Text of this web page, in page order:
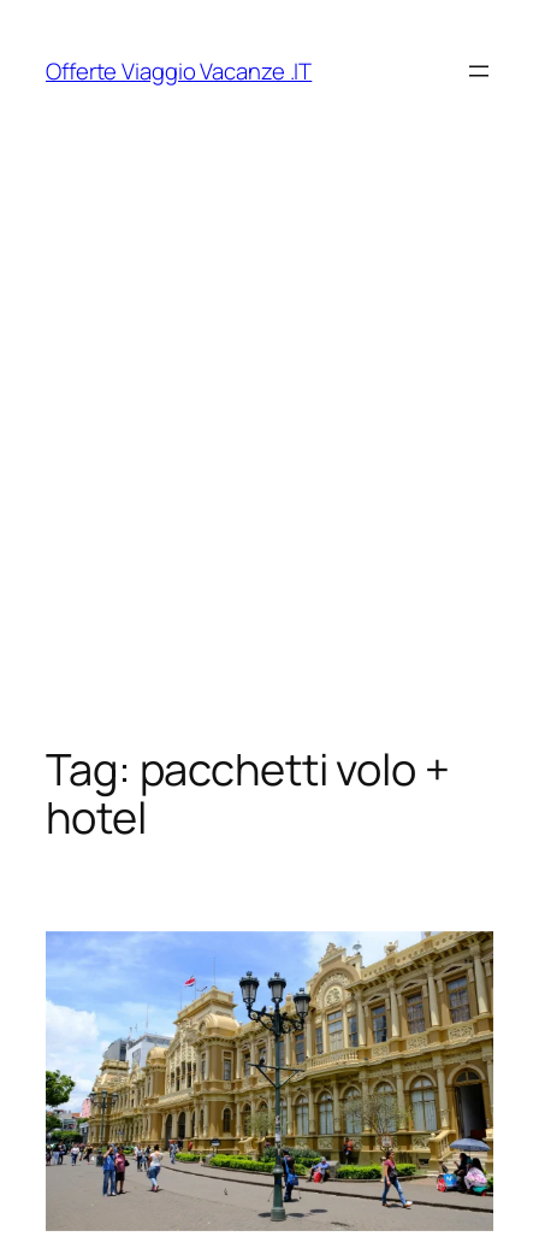
contenuto
Offerte Viaggio Vacanze .IT
Tag: pacchetti volo +
hotel